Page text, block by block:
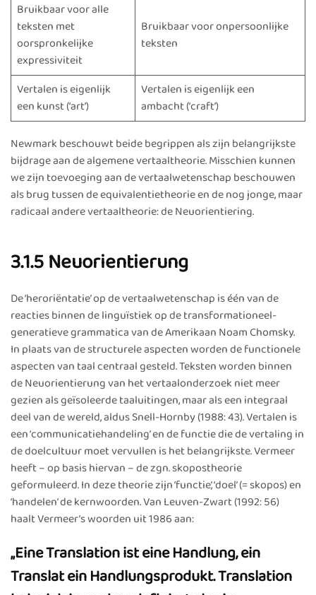
Bruikbaar voor alle
teksten met
oorspronkelijke
expressiviteit
Bruikbaar voor onpersoonlijke
teksten
Vertalen is eigenlijk
een kunst (‘art’)
Vertalen is eigenlijk een
ambacht (‘craft’)
Newmark beschouwt beide begrippen als zijn belangrijkste
bijdrage aan de algemene vertaaltheorie. Misschien kunnen
we zijn toevoeging aan de vertaalwetenschap beschouwen
als brug tussen de equivalentietheorie en de nog jonge, maar
radicaal andere vertaaltheorie: de Neuorientiering.
3.1.5 Neuorientierung
De ‘heroriëntatie’ op de vertaalwetenschap is één van de
reacties binnen de linguïstiek op de transformationeel-
generatieve grammatica van de Amerikaan Noam Chomsky.
In plaats van de structurele aspecten worden de functionele
aspecten van taal centraal gesteld. Teksten worden binnen
de Neuorientierung van het vertaalonderzoek niet meer
gezien als geïsoleerde taaluitingen, maar als een integraal
deel van de wereld, aldus Snell-Hornby (1988: 43). Vertalen is
een ‘communicatiehandeling’ en de functie die de vertaling in
de doelcultuur moet vervullen is het belangrijkste. Vermeer
heeft – op basis hiervan – de zgn. skopostheorie
geformuleerd. In deze theorie zijn ‘functie’, ‘doel’ (= skopos) en
‘handelen’ de kernwoorden. Van Leuven-Zwart (1992: 56)
haalt Vermeer’s woorden uit 1986 aan:
„Eine Translation ist eine Handlung, ein
Translat ein Handlungsprodukt. Translation